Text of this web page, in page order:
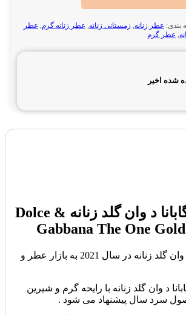
بندی: عطر زنانه, زمستانی زنانه, عطر زنانه گرم, عطر
, عطر گرم
شده اخیر
عطر دولچه گابانا د وان گلد زنانه Dolce &
Gabbana The One
عطر دولچه گابانا د وان گلد زنانه در سال 2021 به بازار عطر و
د وان گلد زنانه با رایحه گرم و شیرین
سرد سال پیشنهاد می شود .